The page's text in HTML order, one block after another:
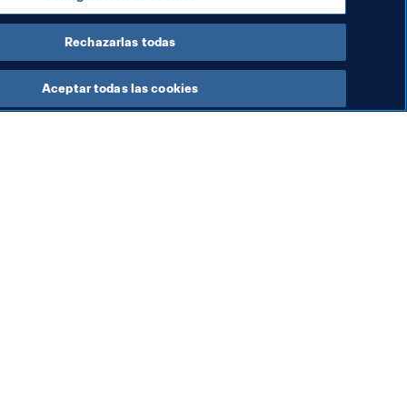
Rechazarlas todas
Aceptar todas las cookies